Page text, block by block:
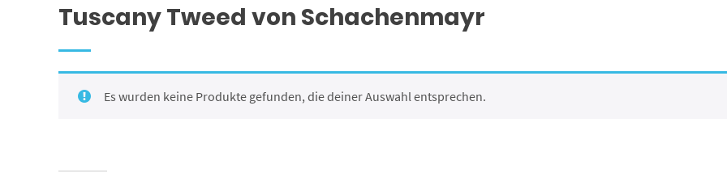
Tuscany Tweed von Schachenmayr
Es wurden keine Produkte gefunden, die deiner Auswahl entsprechen.